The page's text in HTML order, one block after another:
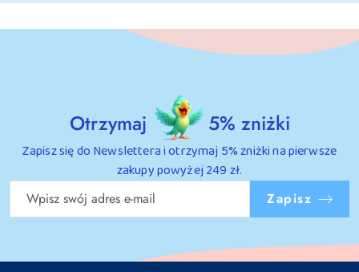
Otrzymaj 5% zniżki
Zapisz się do Newslettera i otrzymaj 5% zniżki na pierwsze
zakupy powyżej 249 zł.
Zapisz